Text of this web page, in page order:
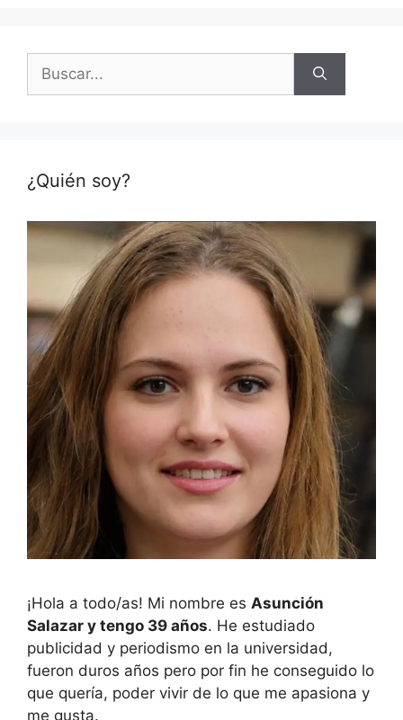
¿Quién soy?
¡Hola a todo/as! Mi nombre es Asunción
Salazar y tengo 39 años. He estudiado
publicidad y periodismo en la universidad,
fueron duros años pero por fin he conseguido lo
que quería, poder vivir de lo que me apasiona y
me gusta.